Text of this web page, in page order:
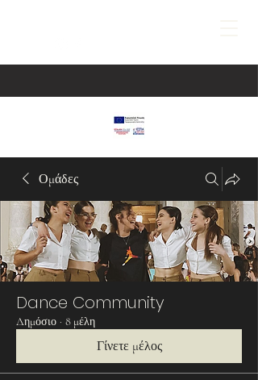
Ομάδες
Dance Community
Δημόσιο · 8 μέλη
Γίνετε μέλος